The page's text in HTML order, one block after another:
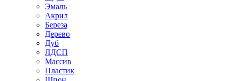
Эмаль
Акрил
Береза
Дерево
Дуб
ЛДСП
Массив
Пластик